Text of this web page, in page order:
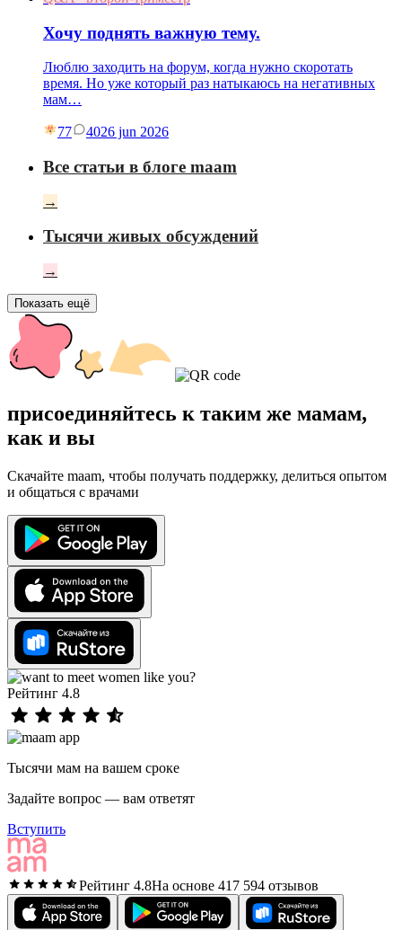
Хочу поднять важную тему.
Люблю заходить на форум, когда нужно скоротать
время. Но уже который раз натыкаюсь на негативных
мам…
77 4026 jun 2026
Все статьи в блоге maam
→
Тысячи живых обсуждений
→
Показать ещё
присоединяйтесь к таким же мамам,
как и вы
Скачайте maam, чтобы получать поддержку, делиться опытом
и общаться с врачами
Рейтинг 4.8
Тысячи мам на вашем сроке
Задайте вопрос — вам ответят
Вступить
Рейтинг 4.8На основе 417 594 отзывов